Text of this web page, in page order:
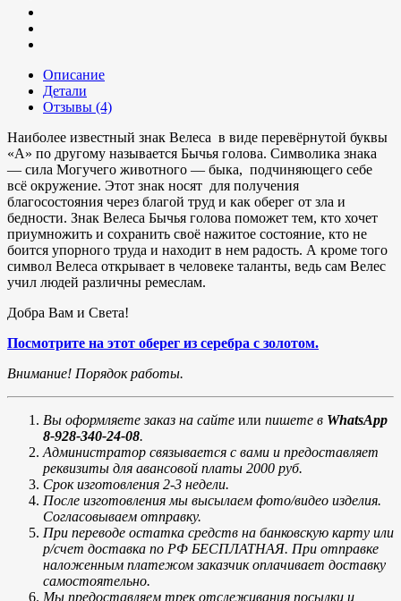
Описание
Детали
Отзывы (4)
Наиболее известный знак Велеса в виде перевёрнутой буквы
«А» по другому называется Бычья голова. Символика знака
— сила Могучего животного — быка, подчиняющего себе
всё окружение. Этот знак носят для получения
благосостояния через благой труд и как оберег от зла и
бедности. Знак Велеса Бычья голова поможет тем, кто хочет
приумножить и сохранить своё нажитое состояние, кто не
боится упорного труда и находит в нем радость. А кроме того
символ Велеса открывает в человеке таланты, ведь сам Велес
учил людей различны ремеслам.
Добра Вам и Света!
Посмотрите на этот оберег из серебра с золотом.
Внимание! Порядок работы.
Вы оформляете заказ на сайте или пишете в WhatsApp
8-928-340-24-08.
Администратор связывается с вами и предоставляет
реквизиты для авансовой платы 2000 руб.
Срок изготовления 2-3 недели.
После изготовления мы высылаем фото/видео изделия.
Согласовываем отправку.
При переводе остатка средств на банковскую карту или
р/счет доставка по РФ БЕСПЛАТНАЯ. При отправке
наложенным платежом заказчик оплачивает доставку
самостоятельно.
Мы предоставляем трек отслеживания посылки и